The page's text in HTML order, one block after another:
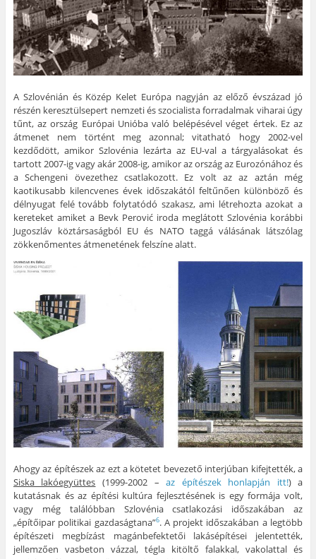
A Szlovénián és Közép Kelet Európa nagyján az előző évszázad jó
részén keresztülsepert nemzeti és szocialista forradalmak viharai úgy
tűnt, az ország Európai Unióba való belépésével véget értek. Ez az
átmenet nem történt meg azonnal; vitatható hogy 2002-vel
kezdődött, amikor Szlovénia lezárta az EU-val a tárgyalásokat és
tartott 2007-ig vagy akár 2008-ig, amikor az ország az Eurozónához és
a Schengeni övezethez csatlakozott. Ez volt az az aztán még
kaotikusabb kilencvenes évek időszakától feltűnően különböző és
délnyugat felé tovább folytatódó szakasz, ami létrehozta azokat a
kereteket amiket a Bevk Perović iroda meglátott Szlovénia korábbi
Jugoszláv köztársaságból EU és NATO taggá válásának látszólag
zökkenőmentes átmenetének felszíne alatt.
Ahogy az építészek az ezt a kötetet bevezető interjúban kifejtették, a
Siska lakóegyüttes (1999-2002 –az építészek honlapján itt!) a
kutatásnak és az építési kultúra fejlesztésének is egy formája volt,
vagy még találóbban Szlovénia csatlakozási időszakában az
„építőipar politikai gazdaságtana”6. A projekt időszakában a legtöbb
építészeti megbízást magánbefektetői lakásépítései jelentették,
jellemzően vasbeton vázzal, tégla kitöltő falakkal, vakolattal és